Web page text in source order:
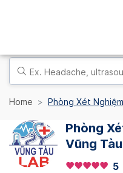
Home Phòng Xét
Phòng
Vũng
5